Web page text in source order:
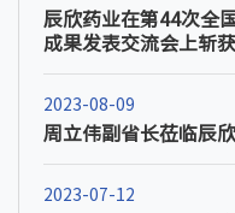
辰欣药业在第44次全
成果发表交流会上斩
2023-08-09
周立伟副省长莅临辰
2023-07-12